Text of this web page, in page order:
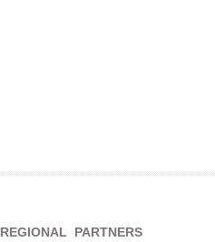
REGIONAL PARTNERS